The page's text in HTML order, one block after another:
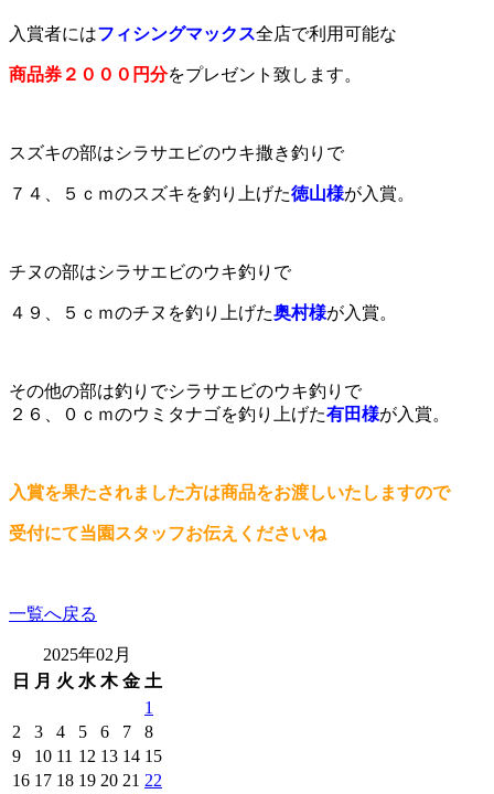
入賞者にはフィシングマックス全店で利用可能な
商品券２０００円分をプレゼント致します。
スズキの部はシラサエビのウキ撒き釣りで
７４、５ｃｍのスズキを釣り上げた徳山様が入賞。
チヌの部はシラサエビのウキ釣りで
４９、５ｃｍのチヌを釣り上げた奥村様が入賞。
その他の部は釣りでシラサエビのウキ釣りで
２６、０ｃｍのウミタナゴを釣り上げた有田様が入賞。
入賞を果たされました方は商品をお渡しいたしますので
受付にて当園スタッフお伝えくださいね
一覧へ戻る
2025年02月
日
月 火 水 木 金 土
1
2
3 4 5 6 7
8
9
10 11 12 13 14 15
16 17 18 19 20 21 22